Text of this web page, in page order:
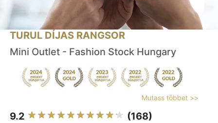
TURUL DÍJAS RANGSOR
Mini Outlet - Fashion Stock Hungary
Mutass többet >>
9.2 (168)